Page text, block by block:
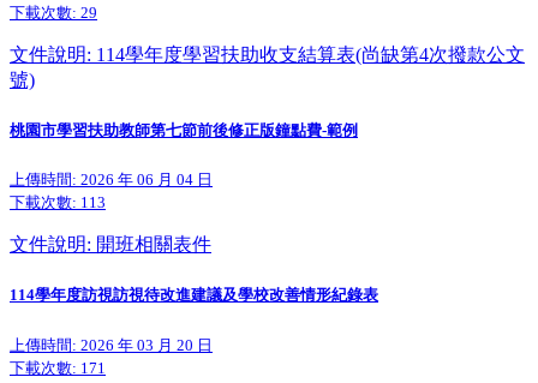
下載次數: 29
文件說明: 114學年度學習扶助收支結算表(尚缺第4次撥款公文
號)
桃園市學習扶助教師第七節前後修正版鐘點費-範例
上傳時間: 2026 年 06 月 04 日
下載次數: 113
文件說明: 開班相關表件
114學年度訪視訪視待改進建議及學校改善情形紀錄表
上傳時間: 2026 年 03 月 20 日
下載次數: 171